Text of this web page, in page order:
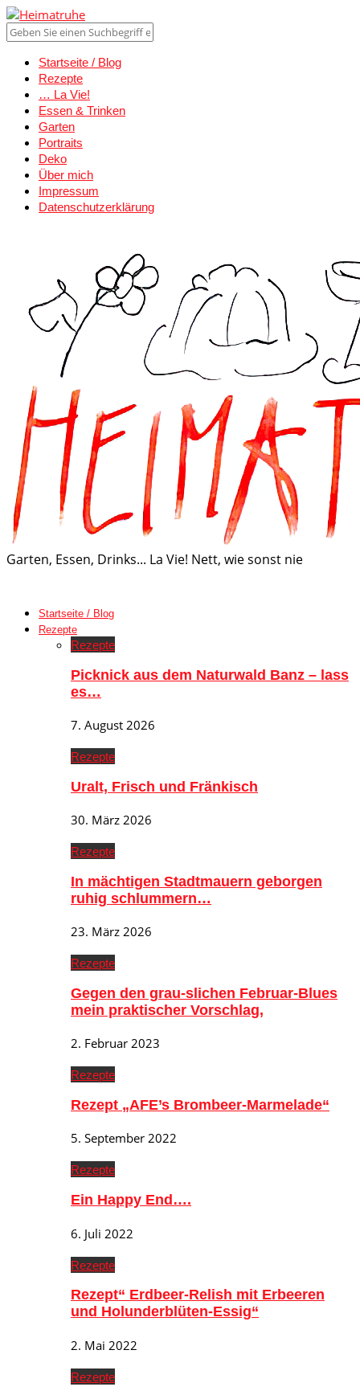
Startseite / Blog
Rezepte
… La Vie!
Essen & Trinken
Garten
Portraits
Deko
Über mich
Impressum
Datenschutzerklärung
Garten, Essen, Drinks... La Vie! Nett, wie sonst nie
Startseite / Blog
Rezepte
Rezepte
Picknick aus dem Naturwald Banz – lass
es…
7. August 2026
Rezepte
Uralt, Frisch und Fränkisch
30. März 2026
Rezepte
In mächtigen Stadtmauern geborgen
ruhig schlummern…
23. März 2026
Rezepte
Gegen den grau-slichen Februar-Blues
mein praktischer Vorschlag,
2. Februar 2023
Rezepte
Rezept „AFE’s Brombeer-Marmelade“
5. September 2022
Rezepte
Ein Happy End….
6. Juli 2022
Rezepte
Rezept“ Erdbeer-Relish mit Erbeeren
und Holunderblüten-Essig“
2. Mai 2022
Rezepte